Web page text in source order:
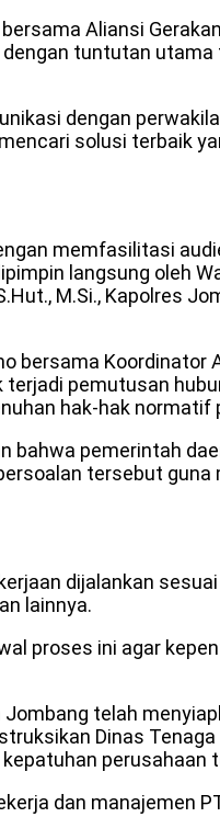
Aliansi
tuntutan
dengan
solusi terbaik
memfasilitasi
langsung oleh
M.Si., Kapolres
bersama Koordinator
pemutusan
hak-hak normatif
bahwa pemerintah
tersebut
dijalankan
lainnya.
proses ini agar
telah
Dinas
perusahaan
dan manajemen